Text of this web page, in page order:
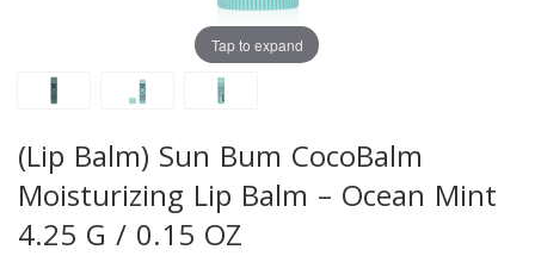
Tap to expand
(Lip Balm) Sun Bum CocoBalm
Moisturizing Lip Balm – Ocean Mint
4.25 G / 0.15 OZ